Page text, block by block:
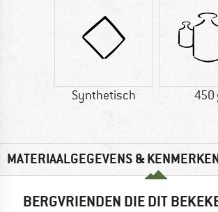
Synthetisch 450
MATERIAALGEGEVENS &
BERGVRIENDEN DIE DIT